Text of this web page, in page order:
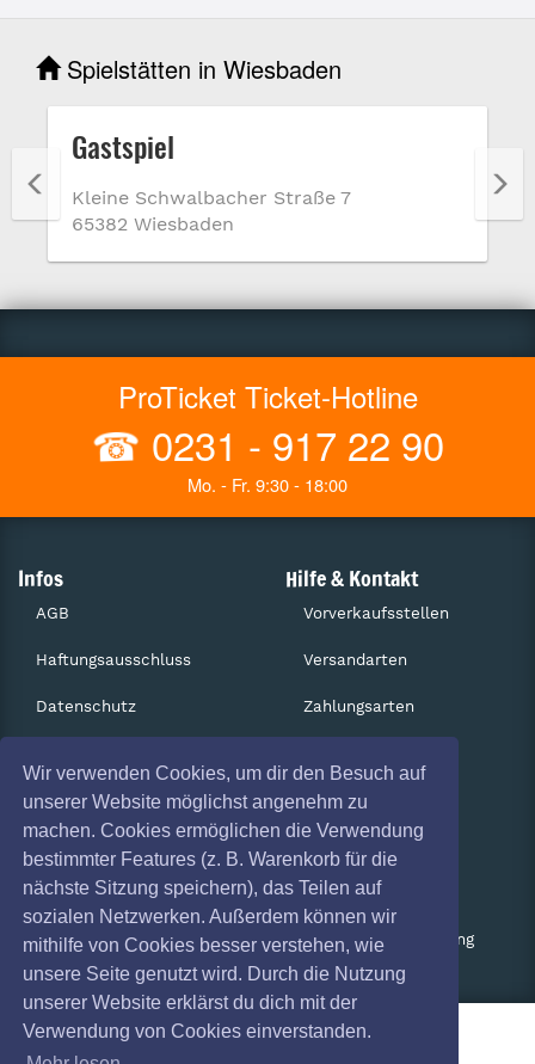
Wir verwenden Cookies, um dir den Besuch auf
unserer Website möglichst angenehm zu
machen. Cookies ermöglichen die Verwendung
bestimmter Features (z. B. Warenkorb für die
nächste Sitzung speichern), das Teilen auf
sozialen Netzwerken. Außerdem können wir
mithilfe von Cookies besser verstehen, wie
unsere Seite genutzt wird. Durch die Nutzung
unserer Website erklärst du dich mit der
Verwendung von Cookies einverstanden.
Spielstätten in Wiesbaden
Gastspiel
Kleine Schwalbacher Straße 7
65382 Wiesbaden
ProTicket Ticket-Hotline
☎ 0231 - 917 22 90
Mo. - Fr. 9:30 - 18:00
Infos
AGB
Haftungsausschluss
Datenschutz
Impressum
Coronavirus (COVID 19)
Hilfe & Kontakt
Vorverkaufsstellen
Versandarten
Zahlungsarten
Services
Gutscheine
Geschäftskunden
Kartenrückgabe
Besucherregistrierung